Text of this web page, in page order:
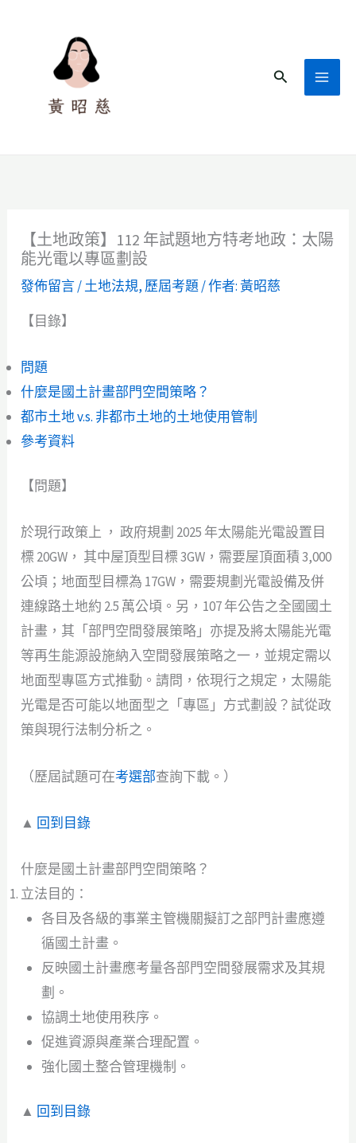
搜
【土地政策】112 年試題地方特考地政：太陽
能光電以專區劃設
發佈留言/土地法規, 歷屆考題 / 作者:黃昭慈
【目錄】
問題
什麼是國土計畫部門空間策略？
都市土地 v.s. 非都市土地的土地使用管制
參考資料
【問題】
於現行政策上 ， 政府規劃 2025 年太陽能光電設置目
標 20GW， 其中屋頂型目標 3GW，需要屋頂面積 3,000
公頃；地面型目標為 17GW，需要規劃光電設備及併
連線路土地約 2.5 萬公頃。另，107 年公告之全國國土
計畫，其「部門空間發展策略」亦提及將太陽能光電
等再生能源設施納入空間發展策略之一，並規定需以
地面型專區方式推動。請問，依現行之規定，太陽能
光電是否可能以地面型之「專區」方式劃設？試從政
策與現行法制分析之。
（歷屆試題可在考選部查詢下載。）
▲ 回到目錄
什麼是國土計畫部門空間策略？
立法目的：
各目及各級的事業主管機關擬訂之部門計畫應遵
循國土計畫。
反映國土計畫應考量各部門空間發展需求及其規
劃。
協調土地使用秩序。
促進資源與產業合理配置。
強化國土整合管理機制。
▲ 回到目錄